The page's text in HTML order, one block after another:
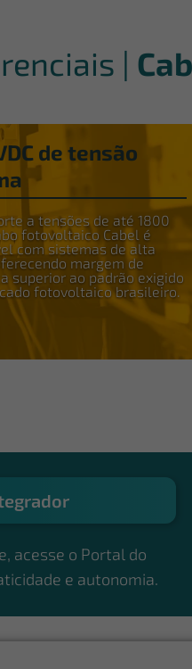
|
de tensão
a tensões de até 1800
fotovoltaico Cabel é
com sistemas de alta
margem de
superior ao padrão exigido
fotovoltaico brasileiro.
acesse o Portal do
e autonomia.